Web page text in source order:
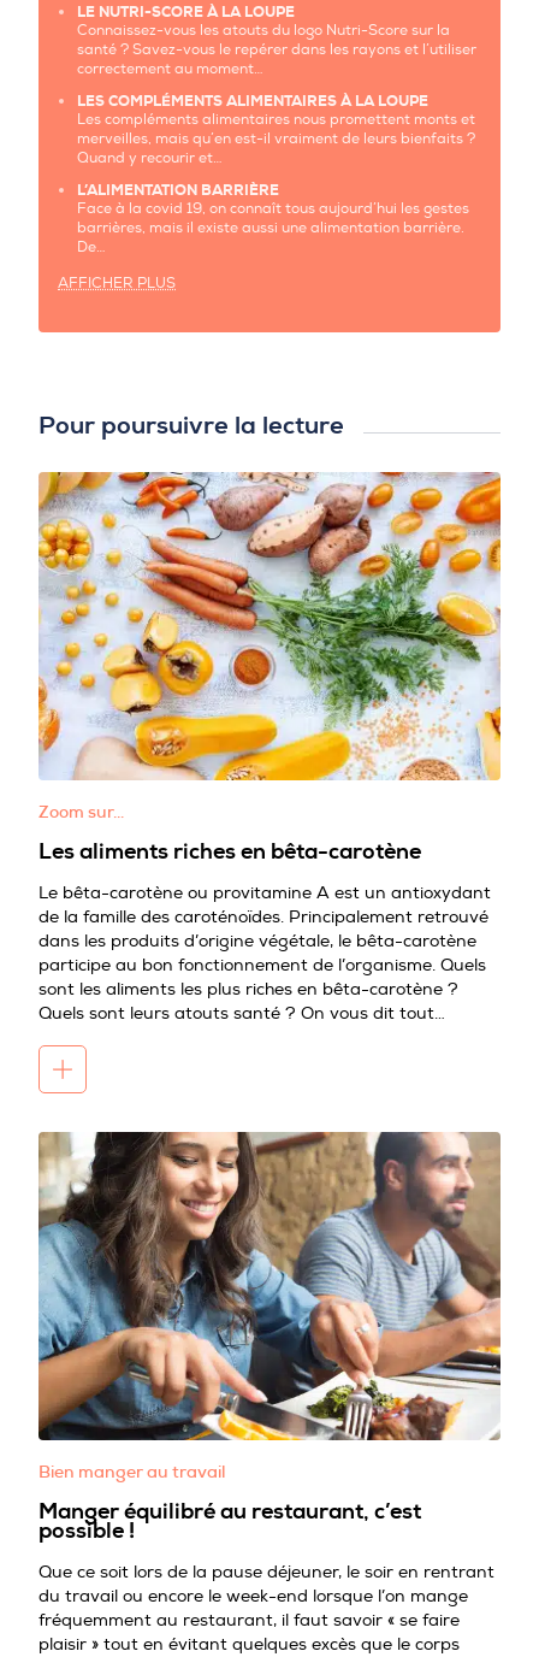
LE NUTRI-SCORE À LA LOUPE
Connaissez-vous les atouts du logo Nutri-Score sur la
santé ? Savez-vous le repérer dans les rayons et l’utiliser
correctement au moment…
LES COMPLÉMENTS ALIMENTAIRES À LA LOUPE
Les compléments alimentaires nous promettent monts et
merveilles, mais qu’en est-il vraiment de leurs bienfaits ?
Quand y recourir et…
L’ALIMENTATION BARRIÈRE
Face à la covid 19, on connaît tous aujourd’hui les gestes
barrières, mais il existe aussi une alimentation barrière.
De…
AFFICHER PLUS
Pour poursuivre la lecture
Zoom sur…
Les aliments riches en bêta-carotène
Le bêta-carotène ou provitamine A est un antioxydant
de la famille des caroténoïdes. Principalement retrouvé
dans les produits d’origine végétale, le bêta-carotène
participe au bon fonctionnement de l’organisme. Quels
sont les aliments les plus riches en bêta-carotène ?
Quels sont leurs atouts santé ? On vous dit tout…
Bien manger au travail
Manger équilibré au restaurant, c’est
possible !
Que ce soit lors de la pause déjeuner, le soir en rentrant
du travail ou encore le week-end lorsque l’on mange
fréquemment au restaurant, il faut savoir « se faire
plaisir » tout en évitant quelques excès que le corps